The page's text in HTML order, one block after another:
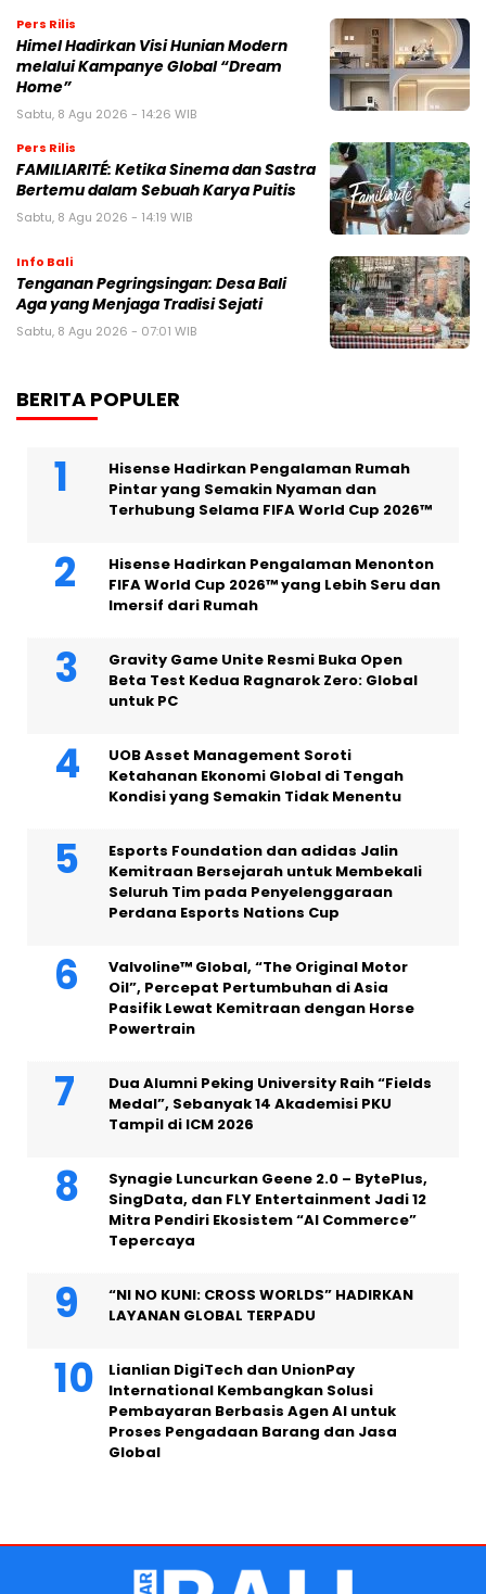
Pers Rilis
Himel Hadirkan Visi Hunian Modern
melalui Kampanye Global “Dream
Home”
Sabtu, 8 Agu 2026 - 14:26 WIB
Pers Rilis
FAMILIARITÉ: Ketika Sinema dan Sastra
Bertemu dalam Sebuah Karya Puitis
Sabtu, 8 Agu 2026 - 14:19 WIB
Info Bali
Tenganan Pegringsingan: Desa Bali
Aga yang Menjaga Tradisi Sejati
Sabtu, 8 Agu 2026 - 07:01 WIB
BERITA POPULER
Hisense Hadirkan Pengalaman Rumah
Pintar yang Semakin Nyaman dan
Terhubung Selama FIFA World Cup 2026™
Hisense Hadirkan Pengalaman Menonton
FIFA World Cup 2026™ yang Lebih Seru dan
Imersif dari Rumah
Gravity Game Unite Resmi Buka Open
Beta Test Kedua Ragnarok Zero: Global
untuk PC
UOB Asset Management Soroti
Ketahanan Ekonomi Global di Tengah
Kondisi yang Semakin Tidak Menentu
Esports Foundation dan adidas Jalin
Kemitraan Bersejarah untuk Membekali
Seluruh Tim pada Penyelenggaraan
Perdana Esports Nations Cup
Valvoline™ Global, “The Original Motor
Oil”, Percepat Pertumbuhan di Asia
Pasifik Lewat Kemitraan dengan Horse
Powertrain
Dua Alumni Peking University Raih “Fields
Medal”, Sebanyak 14 Akademisi PKU
Tampil di ICM 2026
Synagie Luncurkan Geene 2.0 – BytePlus,
SingData, dan FLY Entertainment Jadi 12
Mitra Pendiri Ekosistem “AI Commerce”
Tepercaya
“NI NO KUNI: CROSS WORLDS” HADIRKAN
LAYANAN GLOBAL TERPADU
Lianlian DigiTech dan UnionPay
International Kembangkan Solusi
Pembayaran Berbasis Agen AI untuk
Proses Pengadaan Barang dan Jasa
Global